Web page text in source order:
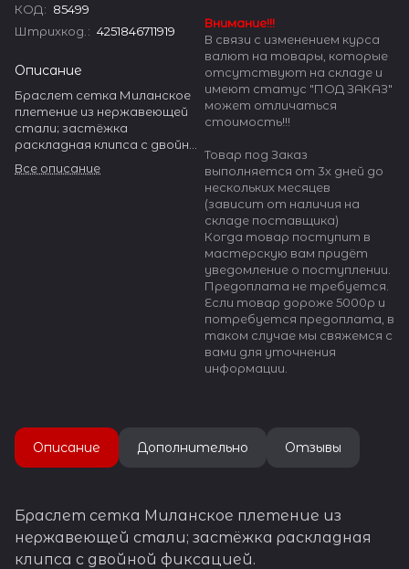
КОД: 85499
Штрихкод. : 4251846711919
Описание
Браслет сетка Миланское
плетение из нержавеющей
стали; застёжка
раскладная клипса с двойной
по браслету.
Все описание
Внимание!!!
В связи с изменением курса
валют на товары, которые
отсутствуют на складе и
имеют статус "ПОД ЗАКАЗ"
может отличаться
стоимость!!!
Товар под Заказ
выполняется от 3х дней до
нескольких месяцев
(зависит от наличия на
складе поставщика)
Когда товар поступит в
мастерскую вам придёт
уведомление о поступлении.
Предоплата не требуется.
Если товар дороже 5000р и
потребуется предоплата, в
таком случае мы свяжемся с
вами для уточнения
информации.
Описание Дополнительно Отзывы
Браслет сетка Миланское плетение из
нержавеющей стали; застёжка раскладная
клипса с двойной фиксацией.